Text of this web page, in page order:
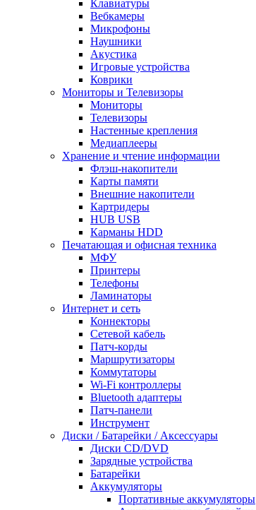
Клавиатуры
Вебкамеры
Микрофоны
Наушники
Акустика
Игровые устройства
Коврики
Мониторы и Телевизоры
Мониторы
Телевизоры
Настенные крепления
Медиаплееры
Хранение и чтение информации
Флэш-накопители
Карты памяти
Внешние накопители
Картридеры
HUB USB
Карманы HDD
Печатающая и офисная техника
МФУ
Принтеры
Телефоны
Ламинаторы
Интернет и сеть
Коннекторы
Сетевой кабель
Патч-корды
Маршрутизаторы
Коммутаторы
Wi-Fi контроллеры
Bluetooth адаптеры
Патч-панели
Инструмент
Диски / Батарейки / Аксессуары
Диски CD/DVD
Зарядные устройства
Батарейки
Аккумуляторы
Портативные аккумуляторы